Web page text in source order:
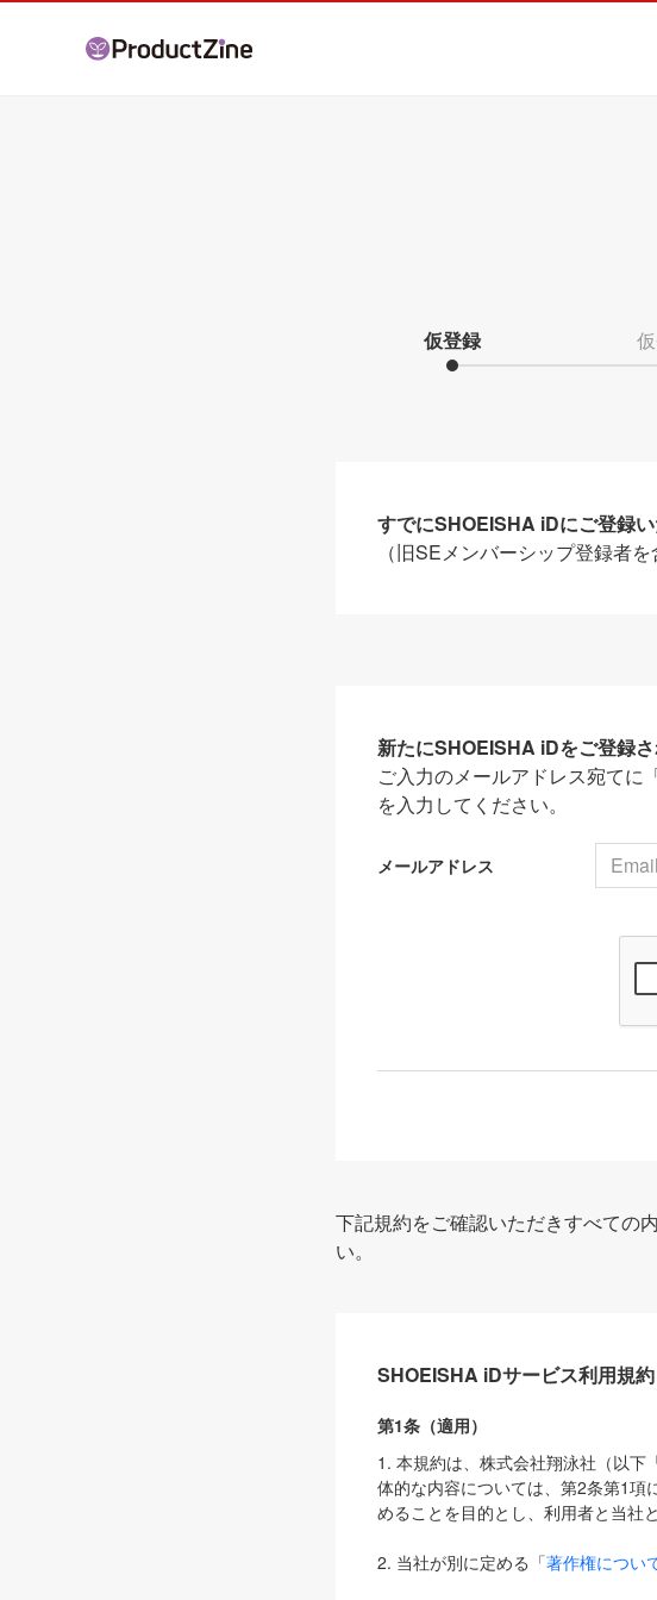
仮登録
すでにSHOEISHA iDにご登録
（旧SEメンバーシップ登録者を
新たにSHOEISHA iDをご登録
ご入力のメールアドレス宛てに
を入力してください。
メールアドレス
下記規約をご確認いただきすべての
い。
SHOEISHA iDサービス利用規約
第1条（適用）
1. 本規約は、株式会社翔泳社（以
体的な内容については、第2条第1項
めることを目的とし、利用者と当社
2. 当社が別に定める「著作権につい